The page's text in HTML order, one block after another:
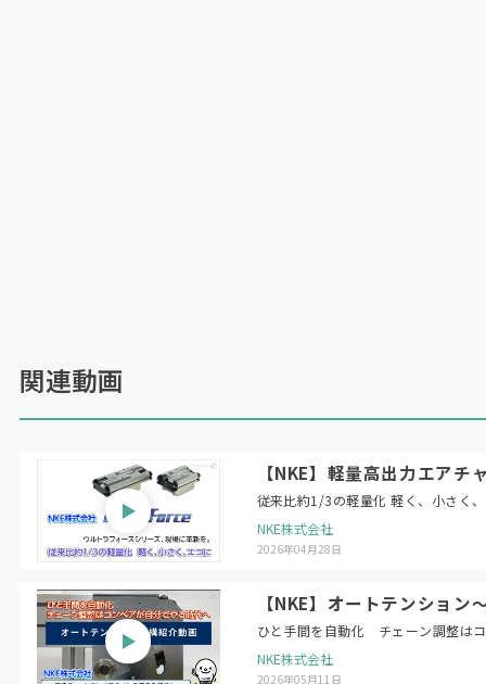
関連動画
【NKE】軽量高出力エア
従来比約1/3の軽量化 軽く、小さく
NKE株式会社
2026年04月28日
【NKE】オートテンショ
ひと手間を自動化 チェーン調整は
NKE株式会社
2026年05月11日